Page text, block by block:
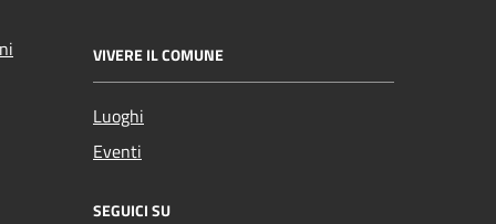
VIVERE IL COMUNE
Luoghi
Eventi
SEGUICI SU